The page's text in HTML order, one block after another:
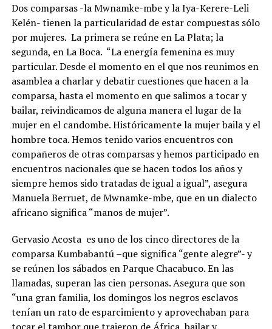
Dos comparsas -la Mwnamke-mbe y la Iya-Kerere-Leli
Kelén- tienen la particularidad de estar compuestas sólo
por mujeres. La primera se reúne en La Plata; la
segunda, en La Boca. “La energía femenina es muy
particular. Desde el momento en el que nos reunimos en
asamblea a charlar y debatir cuestiones que hacen a la
comparsa, hasta el momento en que salimos a tocar y
bailar, reivindicamos de alguna manera el lugar de la
mujer en el candombe. Históricamente la mujer baila y el
hombre toca. Hemos tenido varios encuentros con
compañeros de otras comparsas y hemos participado en
encuentros nacionales que se hacen todos los años y
siempre hemos sido tratadas de igual a igual”, asegura
Manuela Berruet, de Mwnamke-mbe, que en un dialecto
africano significa “manos de mujer”.
Gervasio Acosta es uno de los cinco directores de la
comparsa Kumbabantú –que significa “gente alegre”- y
se reúnen los sábados en Parque Chacabuco. En las
llamadas, superan las cien personas. Asegura que son
“una gran familia, los domingos los negros esclavos
tenían un rato de esparcimiento y aprovechaban para